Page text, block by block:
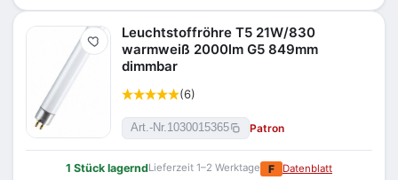
Merken
Leuchtstoffröhre T5 21W/830
warmweiß 2000lm G5 849mm
dimmbar
(6)
Art.-Nr.1030015365 Patron
1 Stück lagerndLieferzeit 1–2 Werktage F Datenblatt